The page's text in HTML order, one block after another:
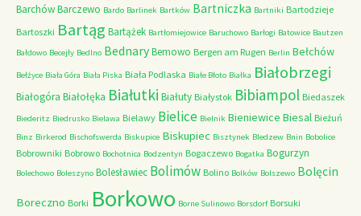
BarchówBarczewo Bardo Barlinek Bartków Bartniczka Bartniki Bartodzieje
Bartoszki Bartąg Bartążek Bartłomiejowice Baruchowo Barłogi Batowice Bautzen
Bałdowo Becejły Bedlno BednaryBemowo Bergen am Rugen Berlin Bełchów
Bełżyce Biała Góra Biała Piska Biała Podlaska Białe Błoto Białka Białobrzegi
Białogóra Białołęka Białutki Białuty Białystok Bibiampol Biedaszek
Biederitz Biedrusko Bielawa Bielawy Bielice Bielnik Bieniewice Biesal Bieżuń
Binz Birkerod Bischofswerda Biskupice Biskupiec Bisztynek Bledzew Bnin Bobolice
Bobrowniki Bobrowo Bochotnica Bodzentyn Bogaczewo Bogatka Bogurzyn
Bolechowo Boleszyno Bolesławiec Bolimów Bolino Bolków Bolszewo Bolęcin
Boreczno Borki Borkowo Borne Sulinowo Borsdorf Borsuki